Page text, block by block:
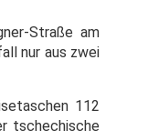
Straße am
nur aus zwei
112
tschechische